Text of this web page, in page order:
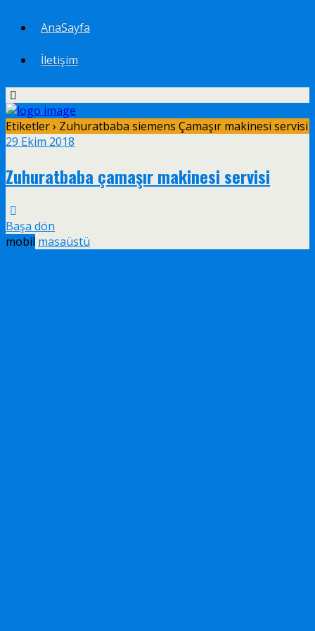
AnaSayfa
İletişim
Etiketler › Zuhuratbaba siemens Çamaşır makinesi servisi
29 Ekim 2018
Zuhuratbaba çamaşır makinesi servisi
Başa dön
mobil masaüstü